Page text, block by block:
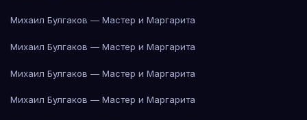
Михаил Булгаков — Мастер и Маргарита
Михаил Булгаков — Мастер и Маргарита
Михаил Булгаков — Мастер и Маргарита
Михаил Булгаков — Мастер и Маргарита